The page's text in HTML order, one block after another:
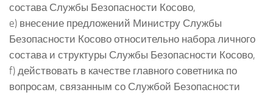
состава Службы Безопасности Косово,
e) внесение предложений Министру Службы
Безопасности Косово относительно набора личного
состава и структуры Службы Безопасности Косово,
f) действовать в качестве главного советника по
вопросам, связанным со Службой Безопасности